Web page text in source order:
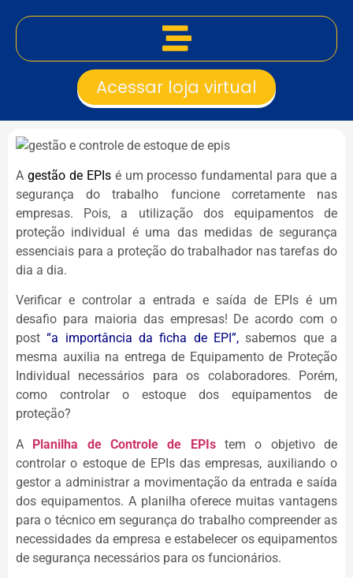
Acessar loja virtual
A gestão de EPIs é um processo fundamental para que a
segurança do trabalho funcione corretamente nas
empresas. Pois, a utilização dos equipamentos de
proteção individual é uma das medidas de segurança
essenciais para a proteção do trabalhador nas tarefas do
dia a dia.
Verificar e controlar a entrada e saída de EPIs é um
desafio para maioria das empresas! De acordo com o
post “a importância da ficha de EPI”, sabemos que a
mesma auxilia na entrega de Equipamento de Proteção
Individual necessários para os colaboradores. Porém,
como controlar o estoque dos equipamentos de
proteção?
A Planilha de Controle de EPIs tem o objetivo de
controlar o estoque de EPIs das empresas, auxiliando o
gestor a administrar a movimentação da entrada e saída
dos equipamentos. A planilha oferece muitas vantagens
para o técnico em segurança do trabalho compreender as
necessidades da empresa e estabelecer os equipamentos
de segurança necessários para os funcionários.